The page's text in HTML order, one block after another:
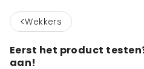
< Wekkers
Eerst het product
aan!